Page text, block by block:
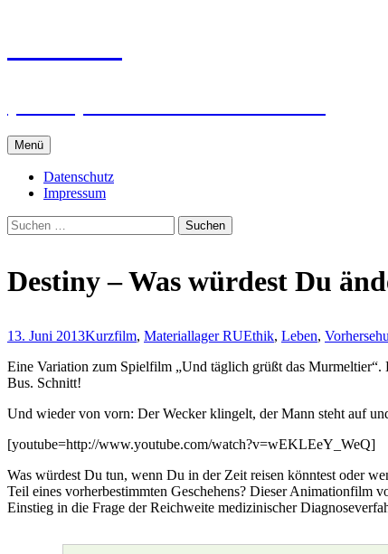
Menü
Datenschutz
Impressum
Suchen
nach:
Destiny – Was würdest Du
13. Juni 2013Kurzfilm, Materiallager RUEthik, Leben,
Eine Variation zum Spielfilm „Und täglich grüßt das
Bus. Schnitt!
Und wieder von vorn: Der Wecker klingelt, der Mann steht auf
[youtube=http://www.youtube.com/watch?v=wEKLEeY_WeQ]
Was würdest Du tun, wenn Du in der Zeit reisen könntest oder
Teil eines vorherbestimmten Geschehens? Dieser Animationfilm
Einstieg in die Frage der Reichweite medizinischer